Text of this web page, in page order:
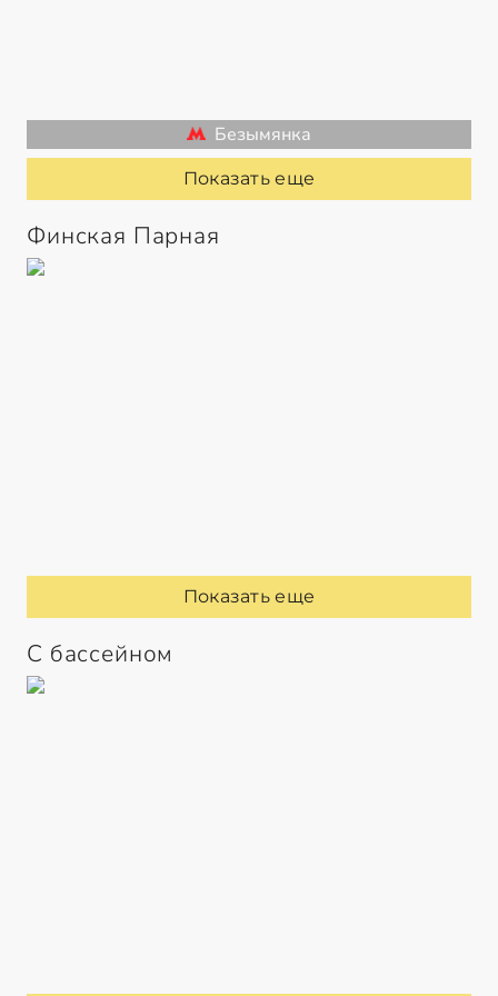
Безымянка
Показать еще
Финская Парная
Показать еще
С бассейном